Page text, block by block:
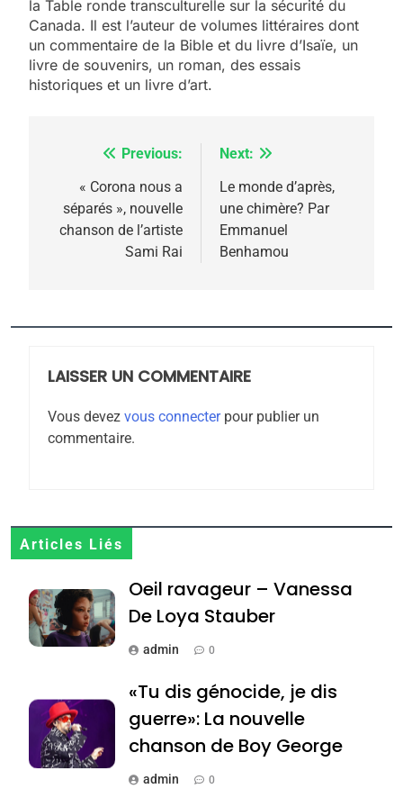
la Table ronde transculturelle sur la sécurité du
Canada. Il est l’auteur de volumes littéraires dont
un commentaire de la Bible et du livre d’Isaïe, un
livre de souvenirs, un roman, des essais
historiques et un livre d’art.
Navigation
l’article
Previous:
« Corona nous a
séparés », nouvelle
chanson de l’artiste
Sami Rai
Next:
Le monde d’après,
une chimère? Par
Emmanuel
Benhamou
LAISSER UN COMMENTAIRE
Vous devez vous connecterpour publier un
commentaire.
Articles Liés
Oeil ravageur – Vanessa
De Loya Stauber
admin 0
«Tu dis génocide, je dis
guerre»: La nouvelle
chanson de Boy George
admin 0
2025, l’année la plus
meurtrière selon le
rapport d’ADL contre
FRANCE ISRAÉL
FIÈRE, DIGNE ET RÉSILIENTE :
MA JUDAÏTE par Thérèse
ISRAÉL JUDAISME
7
8
Tafraout, le miel de Tadla
Azilal consacrés produits
du terroir
DAFINA MAROC
Oeil ravageur – Vanessa
De Loya Stauber
ISRAÉL